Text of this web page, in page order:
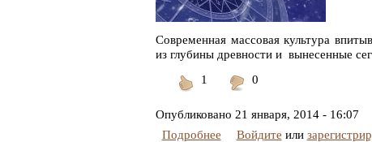
Современная массовая культура
из глубины древности и вынесенные
1
понравилось
0
Опубликовано 21 января, 2014 - 16:07
Подробнее
Войдите или